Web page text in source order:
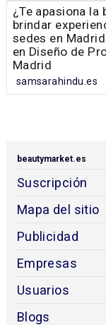
¿Te apasiona
brindar
sedes en
en Diseño de
Madrid
samsarahindu.es
beautymarket.es
Suscripción
Mapa del sitio
Publicidad
Empresas
Usuarios
Blogs